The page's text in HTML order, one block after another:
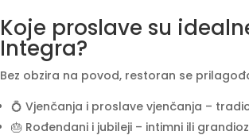
Koje proslave su
Integra?
Bez obzira na povod, restoran se
💍 Vjenčanja i proslave vjenčanja –
🎂 Rođendani i jubileji – intimni ili